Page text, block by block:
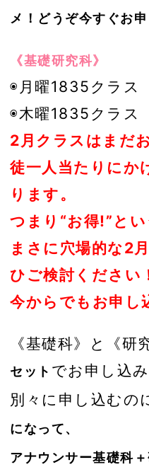
メ！どうぞ今すぐお申
《基礎研究科》
◉月曜1835クラ
◉木曜1835クラ
2月クラスはまだ
徒一人当たりにか
ります。
つまり“お得!”と
まさに穴場的な2
ひご検討ください
今からでもお申し
《基礎科》と《研
セット でお申し込
別々に申し込むの
になって、
アナウンサー基礎科